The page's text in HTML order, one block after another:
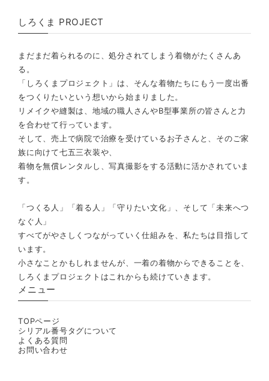
しろくま PROJECT
まだまだ着られるのに、処分されてしまう着物がたくさんあ
る。
「しろくまプロジェクト」は、そんな着物たちにもう一度出番
をつくりたいという想いから始まりました。
リメイクや縫製は、地域の職人さんやB型事業所の皆さんと力
を合わせて行っています。
そして、売上で病院で治療を受けているお子さんと、そのご家
族に向けて七五三衣装や、
着物を無償レンタルし、写真撮影をする活動に活かされていま
す。
「つくる人」「着る人」「守りたい文化」、そして「未来へつ
なぐ人」
すべてがやさしくつながっていく仕組みを、私たちは目指して
います。
小さなことかもしれませんが、一着の着物からできることを、
しろくまプロジェクトはこれからも続けていきます。
メニュー
TOPページ
シリアル番号タグについて
よくある質問
お問い合わせ